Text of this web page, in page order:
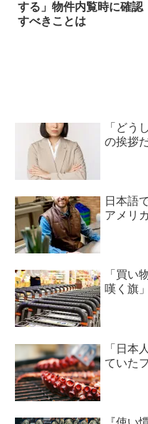
する」物件内覧時に確認
すべきことは
「どう
の挨拶
日本語
アメリ
「買い
嘆く旗
「日本
ていた